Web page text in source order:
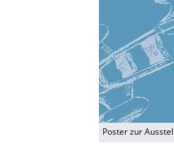
Poster zur